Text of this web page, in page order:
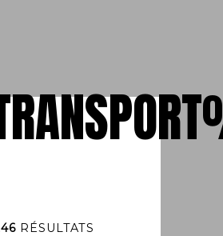
RÉSULTATS